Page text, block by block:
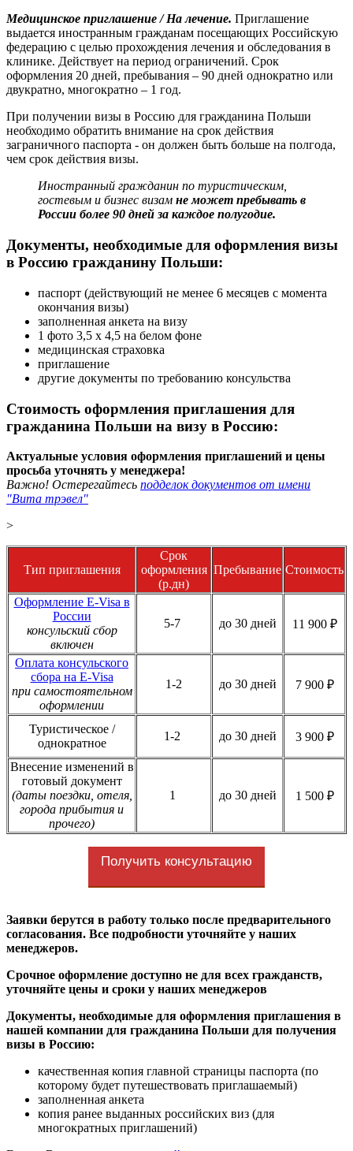
Медицинское приглашение / На лечение. Приглашение
выдается иностранным гражданам посещающих Российскую
федерацию с целью прохождения лечения и обследования в
клинике. Действует на период ограничений. Срок
оформления 20 дней, пребывания – 90 дней однократно или
двукратно, многократно – 1 год.
При получении визы в Россию для гражданина Польши
необходимо обратить внимание на срок действия
заграничного паспорта - он должен быть больше на полгода,
чем срок действия визы.
Иностранный гражданин по туристическим,
гостевым и бизнес визам не может пребывать в
России более 90 дней за каждое полугодие.
Документы, необходимые для оформления визы
в Россию гражданину Польши:
паспорт (действующий не менее 6 месяцев с момента
окончания визы)
заполненная анкета на визу
1 фото 3,5 х 4,5 на белом фоне
медицинская страховка
приглашение
другие документы по требованию консульства
Стоимость оформления приглашения для
гражданина Польши на визу в Россию:
Актуальные условия оформления приглашений и цены
просьба уточнять у менеджера!
Важно! Остерегайтесь подделок документов от имени
"Вита трэвел"
>
Тип приглашения
Срок
оформления
(р.дн)
Пребывание Стоимость
Оформление E-Visa в
России
консульский сбор
включен
5-7 до 30 дней 11 900 ₽
Оплата консульского
сбора на E-Visa
при самостоятельном
оформлении
1-2 до 30 дней 7 900 ₽
Туристическое /
однократное
1-2 до 30 дней 3 900 ₽
Внесение изменений в
готовый документ
(даты поездки, отеля,
города прибытия и
прочего)
1 до 30 дней 1 500 ₽
Получить консультацию
Заявки берутся в работу только после предварительного
согласования. Все подробности уточняйте у наших
менеджеров.
Срочное оформление доступно не для всех гражданств,
уточняйте цены и сроки у наших менеджеров
Документы, необходимые для оформления приглашения в
нашей компании для гражданина Польши для получения
визы в Россию:
качественная копия главной страницы паспорта (по
которому будет путешествовать приглашаемый)
заполненная анкета
копия ранее выданных российских виз (для
многократных приглашений)